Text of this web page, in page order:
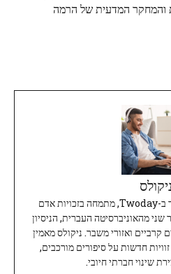
והמחקר המדעית של הרמה
ניקולס, עיתונאי ותיק ומוערך ב-Twoday, מתמחה בזכויות אדם
שני מהאוניברסיטה העברית, הניסיון
קרביים ואזורי משבר. ניקולס מאמין
חדשות על סיפורים מורכבים,
שינוי חברתי חיובי.